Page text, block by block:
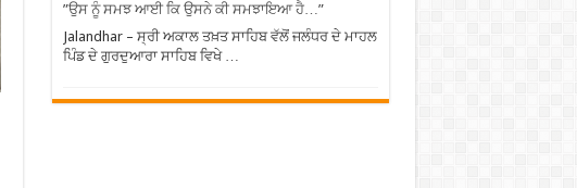
”ਉਸ ਨੂੰ ਸਮਝ ਆਈ ਕਿ ਉਸਨੇ ਕੀ ਸਮਝਾਇਆ ਹੈ…”
Jalandhar – ਸ੍ਰੀ ਅਕਾਲ ਤਖ਼ਤ ਸਾਹਿਬ ਵੱਲੋਂ ਜਲੰਧਰ ਦੇ ਮਾਹਲ
ਪਿੰਡ ਦੇ ਗੁਰਦੁਆਰਾ ਸਾਹਿਬ ਵਿਖੇ …